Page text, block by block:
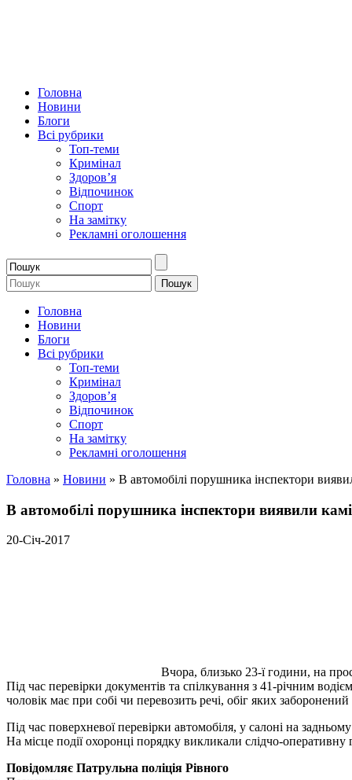
Головна
Новини
Блоги
Всі рубрики
Топ-теми
Кримінал
Здоров’я
Відпочинок
Спорт
На замітку
Рекламні оголошення
Головна
Новини
Блоги
Всі рубрики
Топ-теми
Кримінал
Здоров’я
Відпочинок
Спорт
На замітку
Рекламні оголошення
Головна » Новини » В автомобілі порушника інспектори
В автомобілі порушника інспектори виявили
20-Січ-2017
Вчора, близько 23-ї години, на
Під час перевірки документів та спілкування з 41-річним
чоловік має при собі чи перевозить речі, обіг яких
Під час поверхневої перевірки автомобіля, у салоні на
На місце події охоронці порядку викликали слідчо-оперативну
Повідомляє Патрульна поліція Рівного